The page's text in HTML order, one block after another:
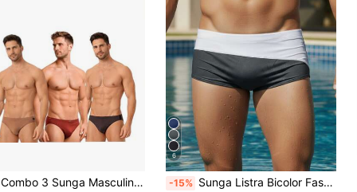
Combo 3 Sunga Masculina Slim 6cm Lateral Diandrher - Terracota, Marrom e Nude
6
-15% Sunga Listra Bicolor Fashion Moda Praia Lançamento